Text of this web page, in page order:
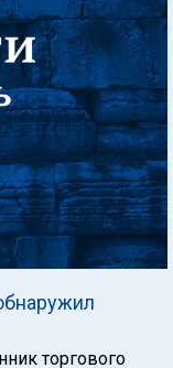
торгового